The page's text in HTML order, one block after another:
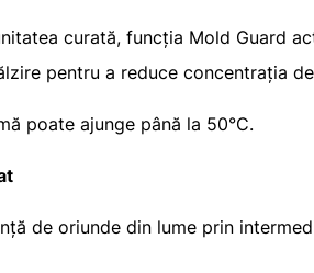
curată, funcția Mold Guard
pentru a reduce concentrația
poate ajunge până la 50°C.
de oriunde din lume prin